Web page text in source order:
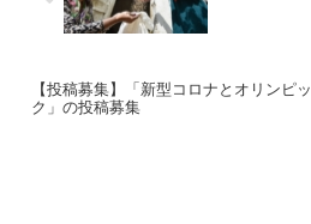
【投稿募集】「新型コロナとオリンピッ
ク」の投稿募集